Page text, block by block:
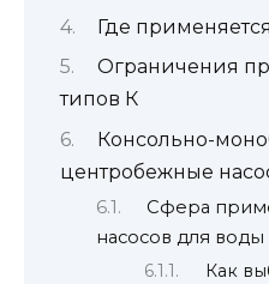
Где
Ограничения
типов К
Консольно-
центробежные
Сфера
насосов для воды
Как